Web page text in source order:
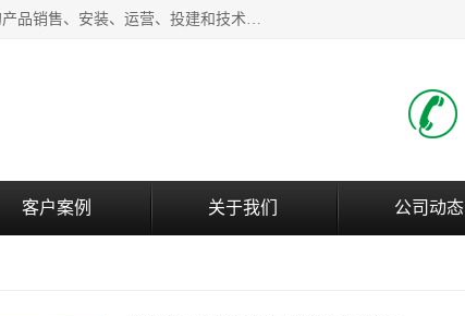
西安百成电子科技有限公司成立于2007年，主营智能人/车通行门禁系统和智能充电系统的产品销售、安装、运营、投建和技术服务为一体的高/新/技/术企业；主要产品有：智能停车场管理系统、车牌识别、汽车充电桩、两轮充电桩、道闸系统、门禁系统、人脸识别、通道闸、门禁管理系统、人行通道管理、车辆通行管理等。
客户案例 关于我们 公司动态